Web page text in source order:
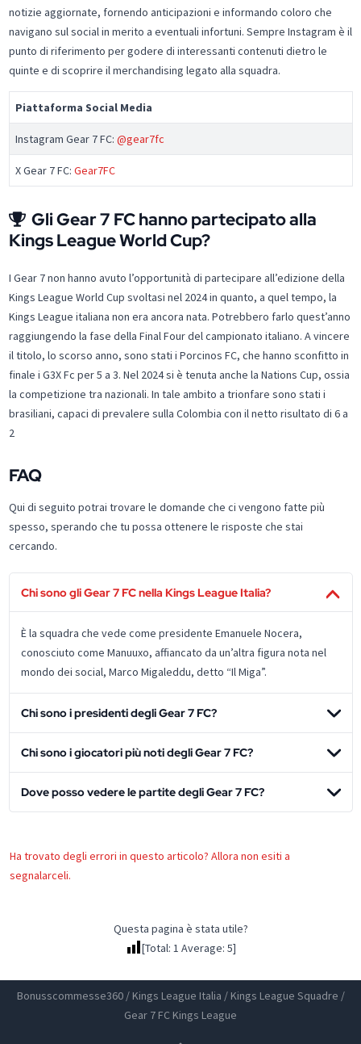
notizie aggiornate, fornendo anticipazioni e informando coloro che
navigano sul social in merito a eventuali infortuni. Sempre Instagram è il
punto di riferimento per godere di interessanti contenuti dietro le
quinte e di scoprire il merchandising legato alla squadra.
Piattaforma Social Media
Instagram Gear 7 FC: @gear7fc
X Gear 7 FC: Gear7FC
Gli Gear 7 FC hanno partecipato alla
Kings League World Cup?
I Gear 7 non hanno avuto l’opportunità di partecipare all’edizione della
Kings League World Cup svoltasi nel 2024 in quanto, a quel tempo, la
Kings League italiana non era ancora nata. Potrebbero farlo quest’anno
raggiungendo la fase della Final Four del campionato italiano. A vincere
il titolo, lo scorso anno, sono stati i Porcinos FC, che hanno sconfitto in
finale i G3X Fc per 5 a 3. Nel 2024 si è tenuta anche la Nations Cup, ossia
la competizione tra nazionali. In tale ambito a trionfare sono stati i
brasiliani, capaci di prevalere sulla Colombia con il netto risultato di 6 a
2
FAQ
Qui di seguito potrai trovare le domande che ci vengono fatte più
spesso, sperando che tu possa ottenere le risposte che stai
cercando.
Chi sono gli Gear 7 FC nella Kings League Italia?
È la squadra che vede come presidente Emanuele Nocera,
conosciuto come Manuuxo, affiancato da un’altra figura nota nel
mondo dei social, Marco Migaleddu, detto “Il Miga”.
Chi sono i presidenti degli Gear 7 FC?
Chi sono i giocatori più noti degli Gear 7 FC?
Dove posso vedere le partite degli Gear 7 FC?
Ha trovato degli errori in questo articolo? Allora non esiti a
segnalarceli.
Questa pagina è stata utile?
[Total: 1 Average: 5]
Bonusscommesse360/ Kings League Italia / Kings League Squadre /
Gear 7 FC Kings League